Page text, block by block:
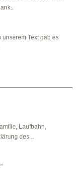
Text gab es
Laufbahn,
des ..